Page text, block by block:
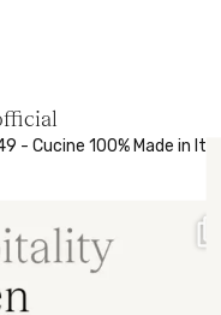
- Cucine 100% Made in Italy